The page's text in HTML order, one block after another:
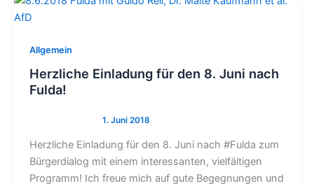
Allgemein
Herzliche Einladung für den 8. Juni nach
Fulda!
Herzliche Einladung für den 8. Juni nach #Fulda zum
Bürgerdialog mit einem interessanten, vielfältigen
Programm! Ich freue mich auf gute Begegnungen und